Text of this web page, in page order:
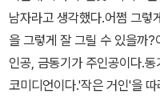
이다. 중학생은 물론 초등 고
다. #잘못뽑은전교회장#이은재글#신민재그림#주니어김영사'유명
해지고 나서야 알았어요. 어
낸 게 저한테 다 약이 되고 거
장해 잘못된 포퓰리즘을 펼쳤다. 드
이 되리라고 생각하지 못했던
동기를 뽑지 않았지만 잘 모르는
누군지도 모르고 뽑아주었던
마음을 들켜 버린 듯 말을 잇
지만 자신이 무엇을 실수했고
한다. 잘해 보려는 마음이 너
멀어지고 원치 않은 갈등만 커
회장’ 동기가 되면서, 조금씩
남자라고 생각했다.어쩜 그렇
을 그렇게 잘 그릴 수 있을까
인공, 금동기가 주인공이다.
코미디언이다.'작은 거인'을